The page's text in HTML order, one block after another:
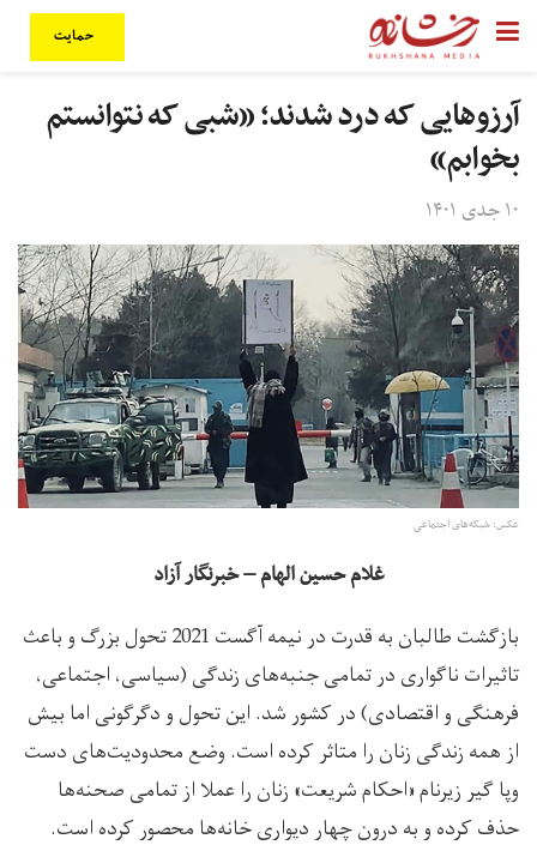
حمایت
آرزوهایی که درد شدند؛ «شبی که نتوانستم
بخوابم»
۱۰ جدی ۱۴۰۱
عکس: شبکه‌های اجتماعی
غلام حسین الهام – خبرنگار آزاد
بازگشت طالبان به قدرت در نیمه آگست 2021 تحول بزرگ و باعث
تاثیرات ناگواری در تمامی جنبه‌های زندگی (سیاسی، اجتماعی،
فرهنگی و اقتصادی) در کشور شد. این تحول و دگرگونی اما بیش
از همه زندگی زنان را متاثر کرده است. وضع محدودیت‌های دست
وپا گیر زیرنام «احکام شریعت» زنان را عملا از تمامی صحنه‌ها
حذف کرده و به درون چهار دیواری خانه‌ها محصور کرده است.